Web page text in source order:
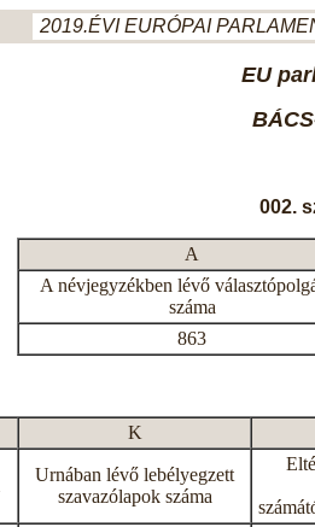
2019.ÉVI EURÓPAI
EU
002.
A
A névjegyzékben lévő
száma
863
K
Urnában lévő lebélyegzett
szavazólapok száma